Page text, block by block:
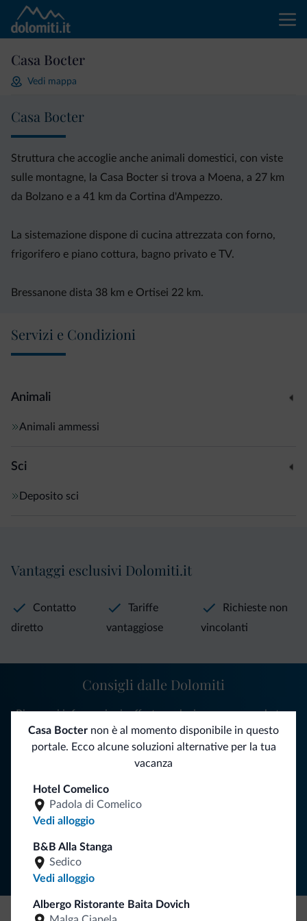
Casa Bocter
Vedi mappa
Casa Bocter
Struttura che accoglie anche animali domestici, con viste
sulle montagne, la Casa Bocter si trova a Moena, a 27 km
da Bolzano e a 41 km da Cortina d'Ampezzo.
La sistemazione dispone di cucina attrezzata con forno,
frigorifero e piano cottura, bagno privato e TV.
Bressanone dista 38 km e Ortisei 22 km.
Servizi e Condizioni
Animali
Animali ammessi
Sci
Deposito sci
Casa Bocter non è al momento disponibile in questo
portale. Ecco alcune soluzioni alternative per la tua
vacanza
Hotel Comelico
Padola di Comelico
Vedi alloggio
B&B Alla Stanga
Sedico
Vedi alloggio
Albergo Ristorante Baita Dovich
Vantaggi esclusivi Dolomiti.it
Contatto
diretto
Tariffe
vantaggiose
Richieste non
vincolanti
Consigli dalle Dolomiti
Riceverai informazioni, offerte esclusive e news per la tua
vacanza nelle Dolomiti.
ISCRIVITI ALLA NEWSLETTER